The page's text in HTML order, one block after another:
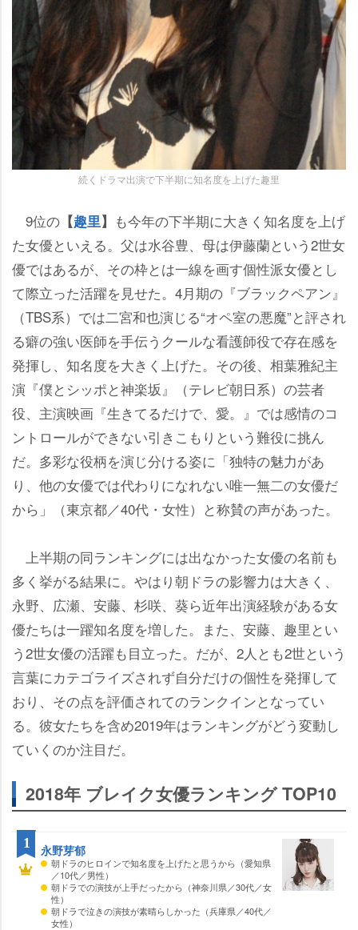
続くドラマ出演で下半期に知名度を上げた趣里
9位の 【趣里】 も今年の下半期に大きく知名度を上げ
た女優といえる。父は水谷豊、母は伊藤蘭という2世女
優ではあるが、その枠とは一線を画す個性派女優とし
て際立った活躍を見せた。4月期の『ブラックペアン』
（TBS系）では二宮和也演じる“オペ室の悪魔”と評され
る癖の強い医師を手伝うクールな看護師役で存在感を
発揮し、知名度を大きく上げた。その後、相葉雅紀主
演『僕とシッポと神楽坂』（テレビ朝日系）の芸者
役、主演映画『生きてるだけで、愛。』では感情のコ
ントロールができない引きこもりという難役に挑ん
だ。多彩な役柄を演じ分ける姿に「独特の魅力があ
り、他の女優では代わりになれない唯一無二の女優だ
から」（東京都／40代・女性）と称賛の声があった。
上半期の同ランキングには出なかった女優の名前も
多く挙がる結果に。やはり朝ドラの影響力は大きく、
永野、広瀬、安藤、杉咲、葵ら近年出演経験がある女
優たちは一躍知名度を増した。また、安藤、趣里とい
う2世女優の活躍も目立った。だが、2人とも2世という
言葉にカテゴライズされず自分だけの個性を発揮して
おり、その点を評価されてのランクインとなってい
る。彼女たちを含め2019年はランキングがどう変動し
ていくのか注目だ。
2018年 ブレイク女優ランキング TOP10
永野芽郁
朝ドラのヒロインで知名度を上げたと思うから（愛知県
／10代／男性）
朝ドラでの演技が上手だったから（神奈川県／30代／女
性）
朝ドラで泣きの演技が素晴らしかった（兵庫県／40代／
女性）
1